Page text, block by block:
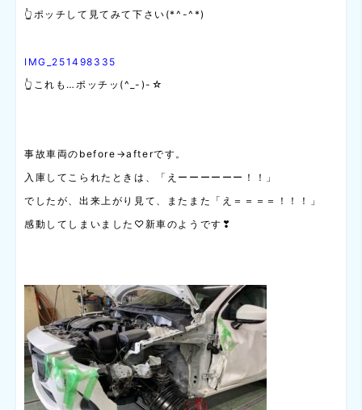
👆ポッチして見てみて下さい(*^-^*)
IMG_251498335
👆これも…ポッチッ(^_-)-☆
事故車両のbefore→afterです。
入庫してこられたときは、「えーーーーーー！！」
でしたが、出来上がり見て、またまた「え＝＝＝＝！！！」
感動してしまいました♡新車のようです❣